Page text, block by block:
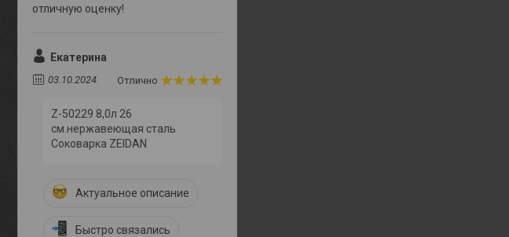
отличную оценку!
Екатерина
03.10.2024 Отлично
Z-50229 8,0л 26
см.нержавеющая сталь
Соковарка ZEIDAN
Актуальное описание
Быстро связались